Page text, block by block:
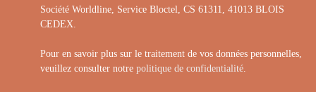
Société Worldline, Service Bloctel, CS 61311, 41013 BLOIS
CEDEX.
Pour en savoir plus sur le traitement de vos données personnelles,
veuillez consulter notre politique de confidentialité